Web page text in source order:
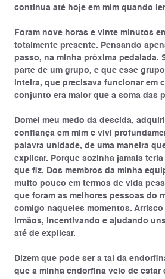
continua até hoje em mim quando
Foram nove horas e vinte minutos
totalmente presente. Pensando
passo, na minha próxima pedalada.
parte de um grupo, e que esse
inteira, que precisava funcionar em
conjunto era maior que a soma das
Domei meu medo da descida,
confiança em mim e vivi
palavra unidade, de uma maneira
explicar. Porque sozinha jamais
que fiz. Dos membros da minha
muito pouco em termos de vida
que foram as melhores pessoas do
comigo naqueles momentos.
irmãos, incentivando e ajudando
até de explicar.
Dizem que pode ser a tal da
que a minha endorfina veio de estar